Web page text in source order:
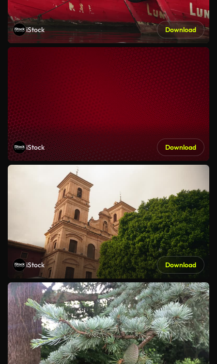
iStock Download
iStock Download
iStock Download